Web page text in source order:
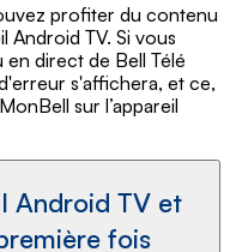
profiter du contenu
Android TV. Si vous
direct de Bell Télé
s'affichera, et ce,
sur l’appareil
Android TV et
fois